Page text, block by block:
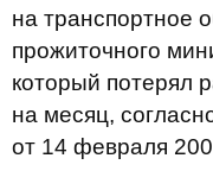
на транспортное
прожиточного
который потерял
на месяц,
от 14 февраля